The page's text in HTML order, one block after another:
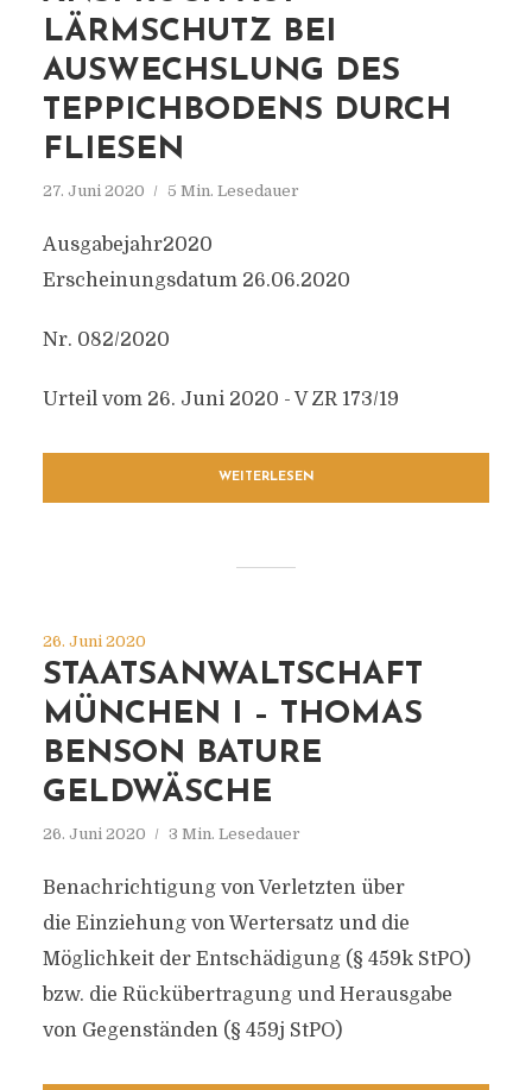
LÄRMSCHUTZ BEI
AUSWECHSLUNG DES
TEPPICHBODENS DURCH
FLIESEN
27. Juni 2020 5 Min. Lesedauer
Ausgabejahr2020
Erscheinungsdatum 26.06.2020
Nr. 082/2020
Urteil vom 26. Juni 2020 - V ZR 173/19
WEITERLESEN
26. Juni 2020
STAATSANWALTSCHAFT
MÜNCHEN I – THOMAS
BENSON BATURE
GELDWÄSCHE
26. Juni 2020 3 Min. Lesedauer
Benachrichtigung von Verletzten über
die Einziehung von Wertersatz und die
Möglichkeit der Entschädigung (§ 459k StPO)
bzw. die Rückübertragung und Herausgabe
von Gegenständen (§ 459j StPO)